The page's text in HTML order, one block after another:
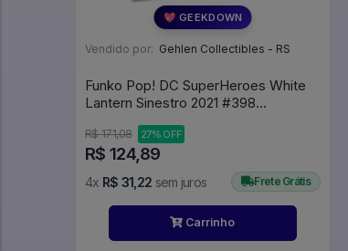
💖 GEEKDOWN
Vendido por: Gehlen Collectibles - RS
Funko Pop! DC SuperHeroes White
Lantern Sinestro 2021 #398
Quebrada) - DC Lanterna
R$ 171,08 27% OFF
R$ 124,89
4x R$ 31,22 sem juros Frete Grátis
Carrinho